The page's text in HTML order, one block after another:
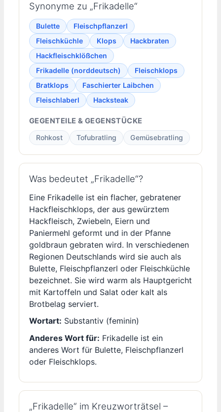
Synonyme zu „Frikadelle“
Bulette
Fleischpflanzerl
Fleischküchle
Klops
Hackbraten
Hackfleischklößchen
Frikadelle (norddeutsch)
Fleischklops
Bratklops
Faschierter Laibchen
Fleischlaberl
Hacksteak
GEGENTEILE & GEGENSTÜCKE
Rohkost Tofubratling Gemüsebratling
Was bedeutet „Frikadelle“?
Eine Frikadelle ist ein flacher, gebratener
Hackfleischklops, der aus gewürztem
Hackfleisch, Zwiebeln, Eiern und
Paniermehl geformt und in der Pfanne
goldbraun gebraten wird. In verschiedenen
Regionen Deutschlands wird sie auch als
Bulette, Fleischpflanzerl oder Fleischküchle
bezeichnet. Sie wird warm als Hauptgericht
mit Kartoffeln und Salat oder kalt als
Brotbelag serviert.
Wortart: Substantiv (feminin)
Anderes Wort für: Frikadelle ist ein
anderes Wort für Bulette, Fleischpflanzerl
oder Fleischklops.
„Frikadelle“ im Kreuzworträtsel –